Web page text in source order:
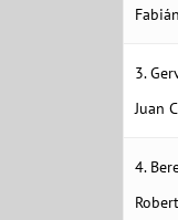
Fabián
3.
Juan
4.